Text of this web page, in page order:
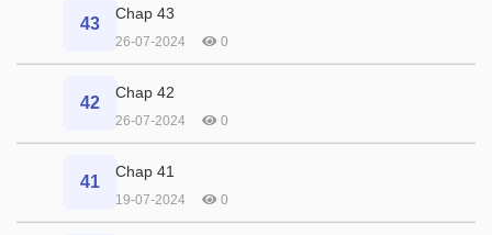
43
Chap 43
26-07-2024 0
42
Chap 42
26-07-2024 0
41
Chap 41
19-07-2024 0